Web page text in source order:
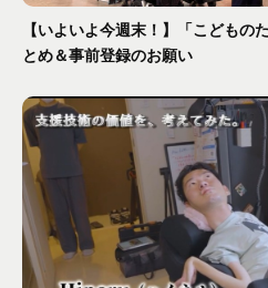
【いよいよ今週末！】「こどもの
とめ＆事前登録のお願い